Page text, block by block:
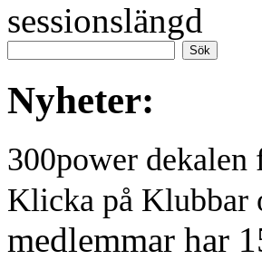
sessionslängd
Nyheter:
300power
Klicka på Klubbar
medlemmar har